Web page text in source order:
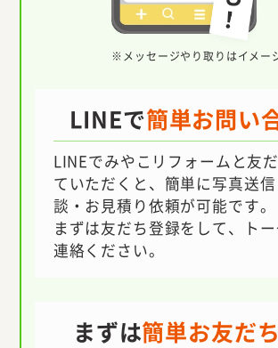
メッセージやり取りはイメー
LINEで簡単お問い
LINEでみやこリフォームと友
ていただくと、簡単に写真送
談・お見積り依頼が可能です。
まずは友だち登録をして、ト
連絡ください。
まずは簡単お友だ